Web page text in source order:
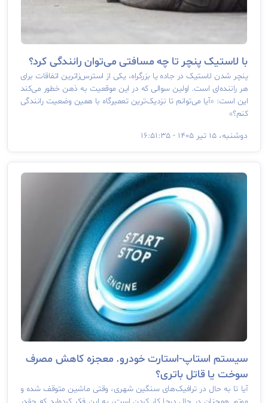
با لاستیک پنچر تا چه مسافتی می‌توان رانندگی کرد؟
پنچر شدن لاستیک در جاده یا بزرگراه، یکی از استرس‌زاترین اتفاقات برای
هر راننده‌ای است. اولین سوالی که در این موقعیت به ذهن خطور می‌کند
این است: «آیا می‌توانم تا نزدیک‌ترین تعمیرگاه با همین وضعیت رانندگی
کنم؟»
دوشنبه، ۱۵ تیر ۱۴۰۵ - ۱۶:۵۱:۳۵
سیستم استاپ-استارت خودرو. معجزه کاهش مصرف
سوخت یا قاتل باتری؟
آیا تا به حال در ترافیک‌های سنگین شهری، وقتی ماشین متوقف شده و